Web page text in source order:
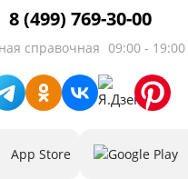
8 (499) 769-30-00
справочная 09:00 - 19:00
App Store